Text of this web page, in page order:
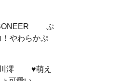
ぷ
！やわらかぷ
川澪 ♥萌え